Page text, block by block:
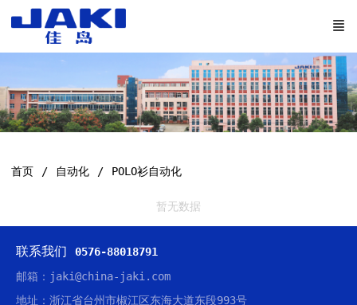
首页 自动化 POLO衫自动化
暂无数据
联系我们 0576-88018791
邮箱：jaki@china-jaki.com
地址：浙江省台州市椒江区东海大道东段993号